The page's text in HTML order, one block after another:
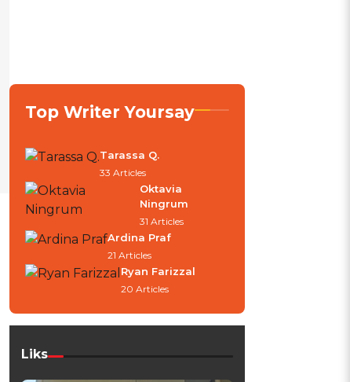
Top Writer Yoursay
Tarassa Q.
33 Articles
Oktavia
Ningrum
31 Articles
Ardina Praf
21 Articles
Ryan Farizzal
20 Articles
Liks